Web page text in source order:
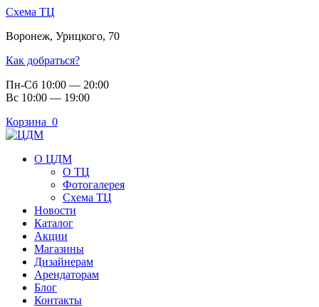
Схема ТЦ
Воронеж, Урицкого, 70
Как добраться?
Пн-Сб 10:00 — 20:00
Вс 10:00 — 19:00
Корзина 0
О ЦДМ
О ТЦ
Фотогалерея
Схема ТЦ
Новости
Каталог
Акции
Магазины
Дизайнерам
Арендаторам
Блог
Контакты